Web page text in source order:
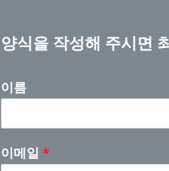
양식을 작성해 주시면
이름
회
사
이메일 *